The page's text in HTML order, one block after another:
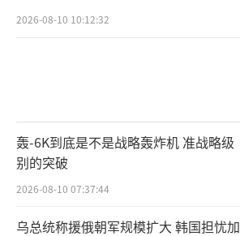
2026-08-10 10:12:32
轰-6K到底是不是战略轰炸机 准战略级
别的突破
2026-08-10 07:37:44
乌总统称援俄朝军规模扩大 韩国担忧加